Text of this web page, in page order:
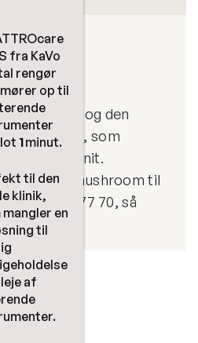
og
og den
som
på din unit.
eller mushroom til
tlf. 70 70 77 70, så
fra KaVo
rengør
op til
1minut.
til den
klinik,
en
til
af